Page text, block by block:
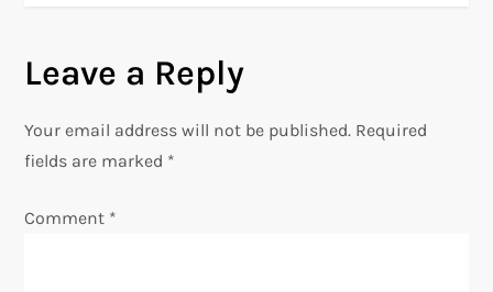
t
n
a
v
Leave a Reply
Your email address will not be published. Required
fields are marked *
Comment *